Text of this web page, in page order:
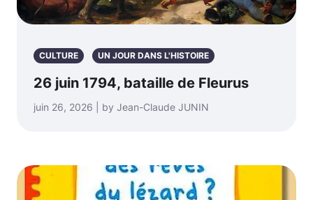
CULTURE UN JOUR DANS L'HISTOIRE
26 juin 1794, bataille de Fleurus
juin 26, 2026 | by Jean-Claude JUNIN